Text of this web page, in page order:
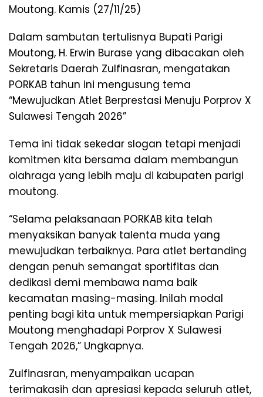
Moutong. Kamis (27/11/25)
Dalam sambutan tertulisnya Bupati Parigi
Moutong, H. Erwin Burase yang dibacakan oleh
Sekretaris Daerah Zulfinasran, mengatakan
PORKAB tahun ini mengusung tema
“Mewujudkan Atlet Berprestasi Menuju Porprov X
Sulawesi Tengah 2026”
Tema ini tidak sekedar slogan tetapi menjadi
komitmen kita bersama dalam membangun
olahraga yang lebih maju di kabupaten parigi
moutong.
“Selama pelaksanaan PORKAB kita telah
menyaksikan banyak talenta muda yang
mewujudkan terbaiknya. Para atlet bertanding
dengan penuh semangat sportifitas dan
dedikasi demi membawa nama baik
kecamatan masing-masing. Inilah modal
penting bagi kita untuk mempersiapkan Parigi
Moutong menghadapi Porprov X Sulawesi
Tengah 2026,” Ungkapnya.
Zulfinasran, menyampaikan ucapan
terimakasih dan apresiasi kepada seluruh atlet,